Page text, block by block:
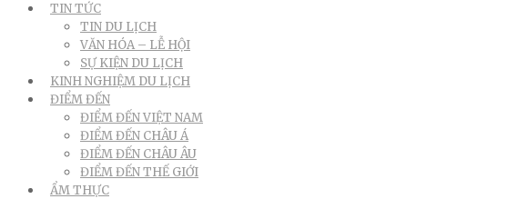
TIN TỨC
TIN DU LỊCH
VĂN HÓA – LỄ HỘI
SỰ KIỆN DU LỊCH
KINH NGHIỆM DU LỊCH
ĐIỂM ĐẾN
ĐIỂM ĐẾN VIỆT NAM
ĐIỂM ĐẾN CHÂU Á
ĐIỂM ĐẾN CHÂU ÂU
ĐIỂM ĐẾN THẾ GIỚI
ẨM THỰC